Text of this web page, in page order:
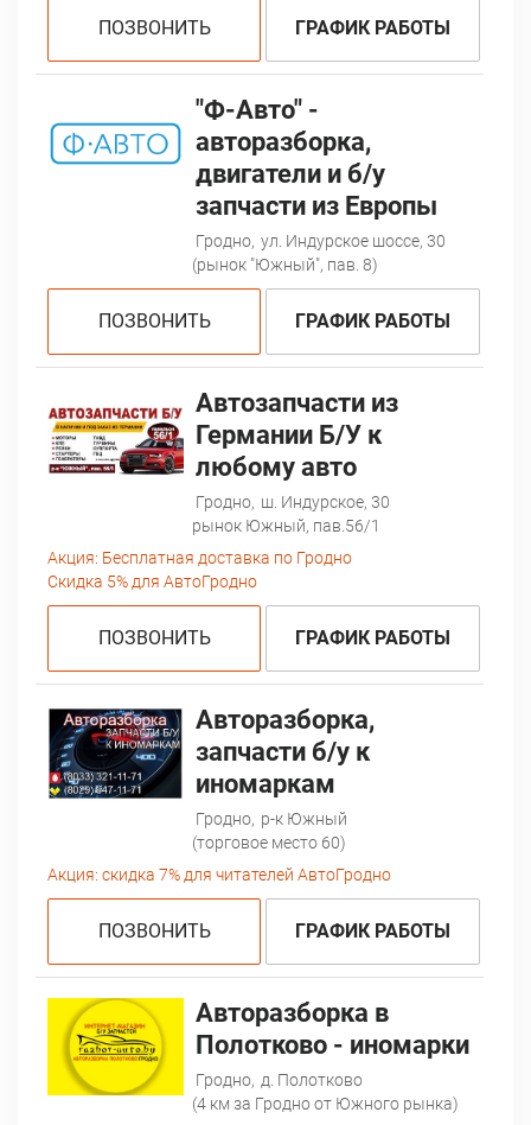
ПОЗВОНИТЬ ГРАФИК РАБОТЫ
"Ф-Авто" -
авторазборка,
двигатели и б/у
запчасти из Европы
Гродно, ул. Индурское шоссе, 30
(рынок "Южный", пав. 8)
ПОЗВОНИТЬ ГРАФИК РАБОТЫ
Автозапчасти из
Германии Б/У к
любому авто
Гродно, ш. Индурское, 30
рынок Южный, пав.56/1
Акция: Бесплатная доставка по Гродно
Скидка 5% для АвтоГродно
ПОЗВОНИТЬ ГРАФИК РАБОТЫ
Авторазборка,
запчасти б/у к
иномаркам
Гродно, р-к Южный
(торговое место 60)
Акция: скидка 7% для читателей АвтоГродно
ПОЗВОНИТЬ ГРАФИК РАБОТЫ
Авторазборка в
Полотково - иномарки
Гродно, д. Полотково
(4 км за Гродно от Южного рынка)